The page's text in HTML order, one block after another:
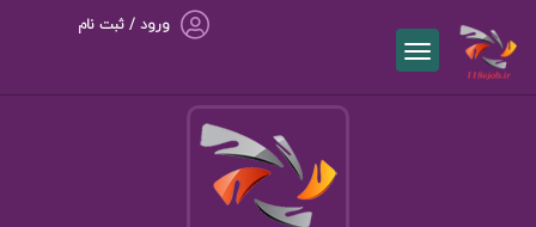
ورود / ثبت نام